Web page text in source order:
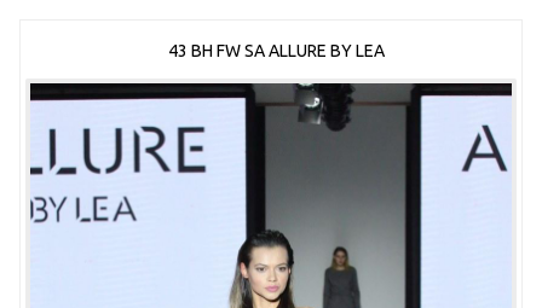
43 BH FW SA ALLURE BY LEA